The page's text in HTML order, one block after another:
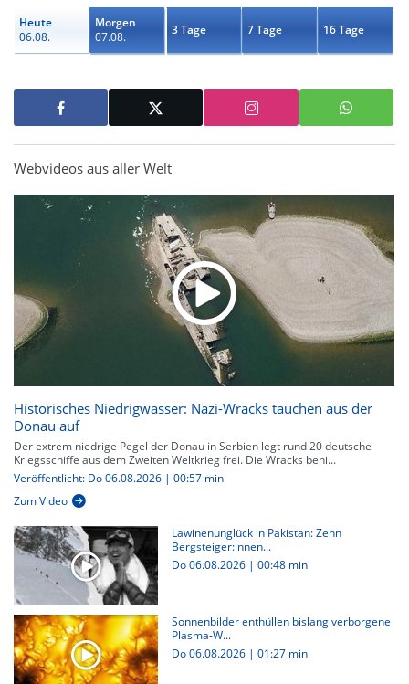
Heute
06.08.
Morgen
07.08.
3 Tage 7 Tage 16 Tage
Webvideos aus aller Welt
Historisches Niedrigwasser: Nazi-Wracks tauchen aus der
Donau auf
Der extrem niedrige Pegel der Donau in Serbien legt rund 20 deutsche
Kriegsschiffe aus dem Zweiten Weltkrieg frei. Die Wracks behi...
Veröffentlicht: Do 06.08.2026 | 00:57 min
Zum Video
Lawinenunglück in Pakistan: Zehn
Bergsteiger:innen...
Do 06.08.2026 | 00:48 min
Sonnenbilder enthüllen bislang verborgene
Plasma-W...
Do 06.08.2026 | 01:27 min